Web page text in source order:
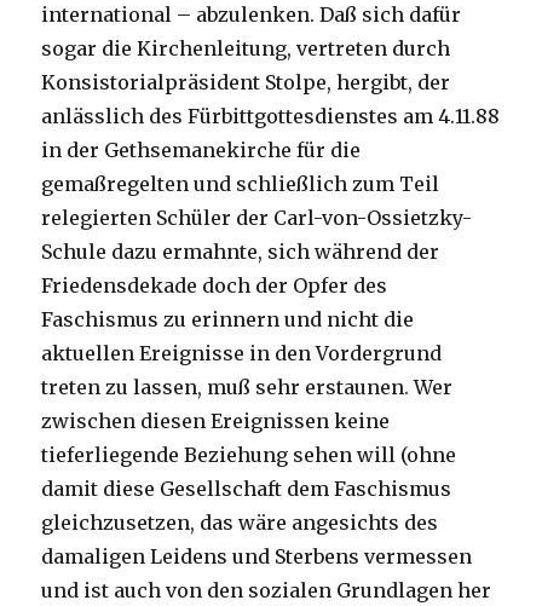
international – abzulenken. Daß sich dafür
sogar die Kirchenleitung, vertreten durch
Konsistorialpräsident Stolpe, hergibt, der
anlässlich des Fürbittgottesdienstes am 4.11.88
in der Gethsemanekirche für die
gemaßregelten und schließlich zum Teil
relegierten Schüler der Carl-von-Ossietzky-
Schule dazu ermahnte, sich während der
Friedensdekade doch der Opfer des
Faschismus zu erinnern und nicht die
aktuellen Ereignisse in den Vordergrund
treten zu lassen, muß sehr erstaunen. Wer
zwischen diesen Ereignissen keine
tieferliegende Beziehung sehen will (ohne
damit diese Gesellschaft dem Faschismus
gleichzusetzen, das wäre angesichts des
damaligen Leidens und Sterbens vermessen
und ist auch von den sozialen Grundlagen her